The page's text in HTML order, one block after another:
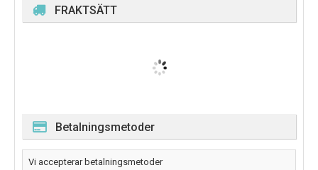
FRAKTSÄTT
Betalningsmetoder
Vi accepterar betalningsmetoder